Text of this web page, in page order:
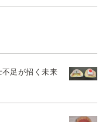
不足が招く未来